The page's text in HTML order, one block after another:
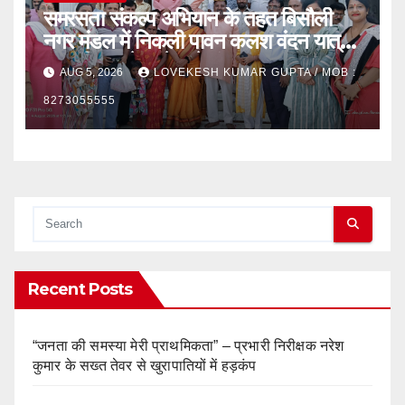
समरसता संकल्प अभियान के तहत बिसौली
नगर मंडल में निकली पावन कलश वंदन यात्रा,
संत रविदास के संदेश से गुंजायमान हुआ नगर
AUG 5, 2026 LOVEKESH KUMAR GUPTA / MOB :
8273055555
Recent Posts
“जनता की समस्या मेरी प्राथमिकता” – प्रभारी निरीक्षक नरेश
कुमार के सख्त तेवर से खुरापातियों में हड़कंप